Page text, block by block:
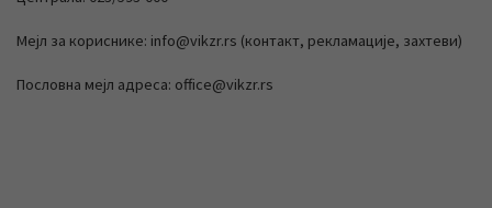
Мејл за кориснике: info@vikzr.rs (контакт, рекламације, захтеви)
Пословна мејл адреса: office@vikzr.rs